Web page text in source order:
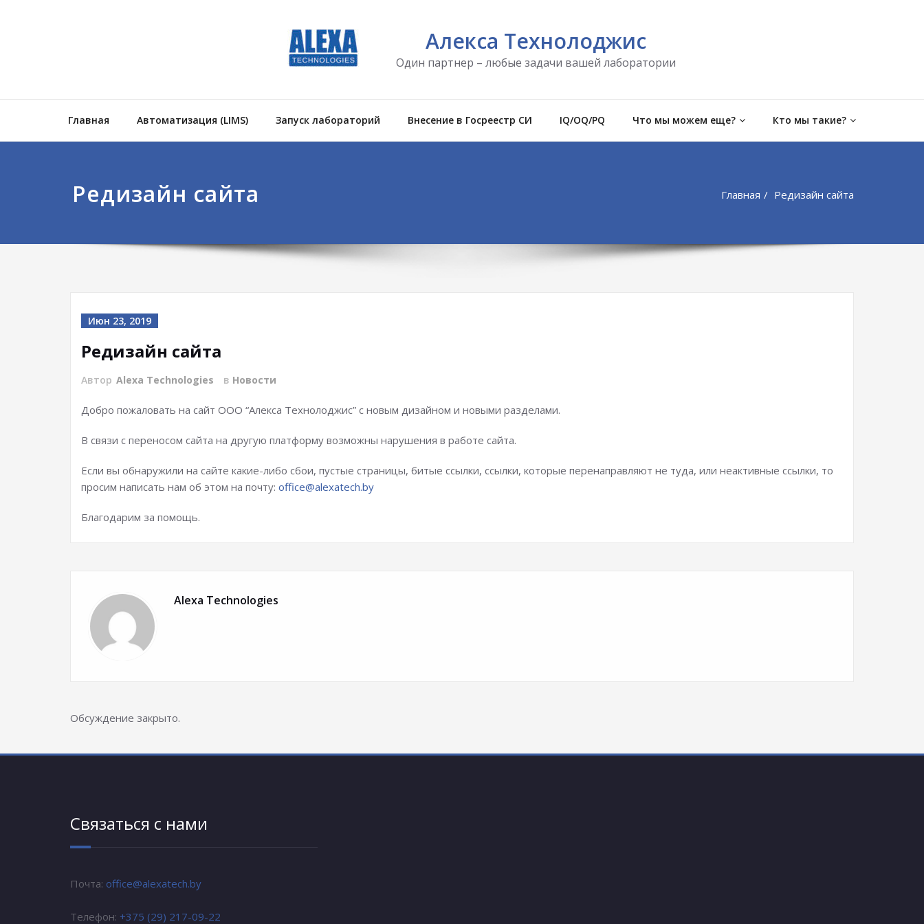
Алекса Технолоджис
Один партнер – любые задачи вашей лаборатории
Главная Автоматизация (LIMS) Запуск лабораторий Внесение в Госреестр СИ IQ/OQ/PQ Что мы можем еще? Кто мы такие?
Редизайн сайта Главная Редизайн сайта
Июн 23, 2019
Редизайн сайта
Автор Alexa Technologies в Новости
Добро пожаловать на сайт ООО “Алекса Технолоджис” с новым дизайном и новыми разделами.
В связи с переносом сайта на другую платформу возможны нарушения в работе сайта.
Если вы обнаружили на сайте какие-либо сбои, пустые страницы, битые ссылки, ссылки, которые перенаправляют не туда, или неактивные ссылки, то
просим написать нам об этом на почту: office@alexatech.by
Благодарим за помощь.
Alexa Technologies
Обсуждение закрыто.
Связаться с нами
Почта: office@alexatech.by
Телефон: +375 (29) 217-09-22